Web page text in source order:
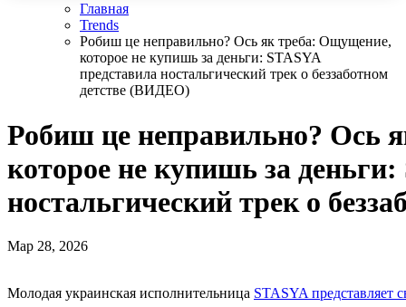
Главная
Trends
Робиш це неправильно? Ось як треба: Ощущение,
которое не купишь за деньги: STASYA
представила ностальгический трек о беззаботном
детстве (ВИДЕО)
Робиш це неправильно? Ось
которое не купишь за
ностальгический трек о
Мар 28, 2026
Молодая украинская исполнительница STASYA представляет